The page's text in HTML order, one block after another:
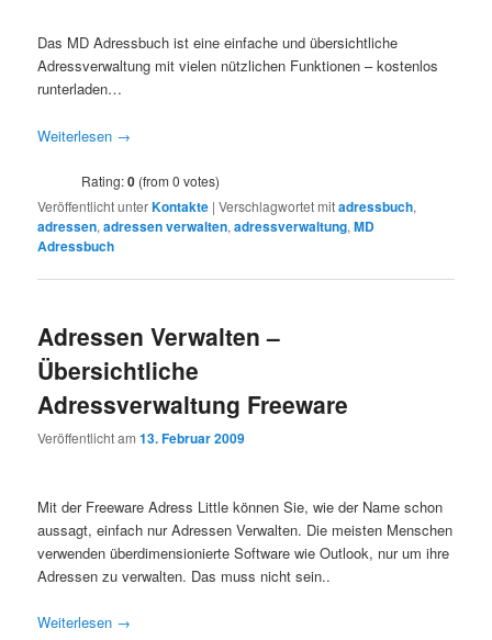
Das MD Adressbuch ist eine einfache und übersichtliche
Adressverwaltung mit vielen nützlichen Funktionen – kostenlos
runterladen…
Weiterlesen →
Rating:0 (from 0 votes)
Veröffentlicht unterKontakte |Verschlagwortet mitadressbuch,
adressen,adressen verwalten,adressverwaltung,MD
Adressbuch
Adressen Verwalten –
Übersichtliche
Adressverwaltung Freeware
Veröffentlicht am13. Februar 2009
Mit der Freeware Adress Little können Sie, wie der Name schon
aussagt, einfach nur Adressen Verwalten. Die meisten Menschen
verwenden überdimensionierte Software wie Outlook, nur um ihre
Adressen zu verwalten. Das muss nicht sein..
Weiterlesen →